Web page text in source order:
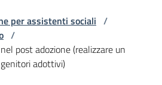
per assistenti sociali /
/
post adozione (realizzare un
adottivi)